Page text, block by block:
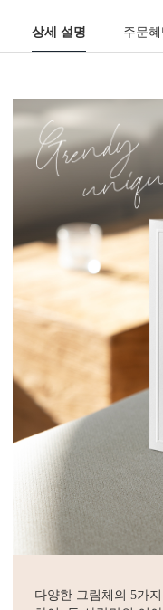
상세 설명 주문혜
다양한 그림체의 5가